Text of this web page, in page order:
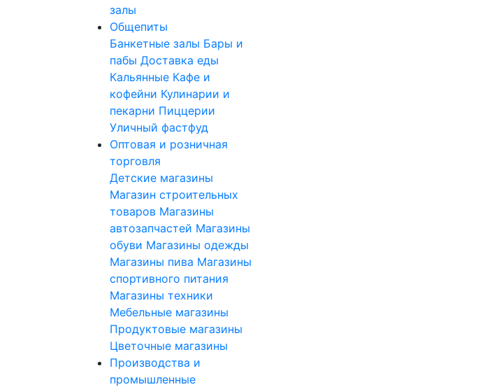
залы
Общепиты
Банкетные залы Бары и
пабы Доставка еды
Кальянные Кафе и
кофейни Кулинарии и
пекарни Пиццерии
Уличный фастфуд
Оптовая и розничная
торговля
Детские магазины
Магазин строительных
товаров Магазины
автозапчастей Магазины
обуви Магазины одежды
Магазины пива Магазины
спортивного питания
Магазины техники
Мебельные магазины
Продуктовые магазины
Цветочные магазины
Производства и
промышленные